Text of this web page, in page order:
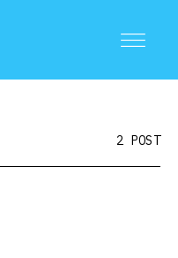
2 POST